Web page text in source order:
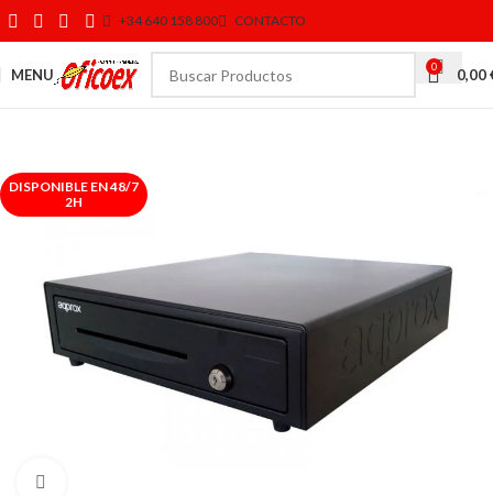
+34 640 158 800 CONTACTO
MENU 0 0,00
DISPONIBLE EN 48/7
2H